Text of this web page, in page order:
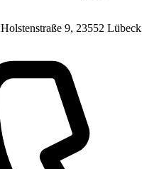
Holstenstraße 9, 23552 Lübeck